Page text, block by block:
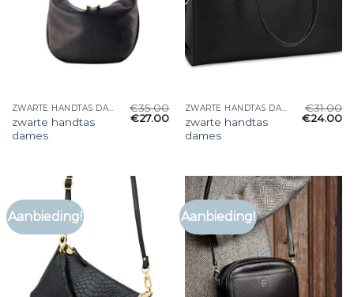
ZWARTE HANDTAS DAMES
zwarte handtas
dames
€35.00
€27.00
ZWARTE HANDTAS DAMES
zwarte handtas
dames
€31.00
€24.00
Aanbieding! Aanbieding!